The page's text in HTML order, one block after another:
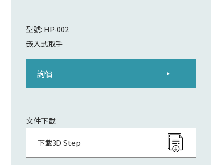
型號: HP-002
嵌入式取手
詢價
文件下載
下載3D Step